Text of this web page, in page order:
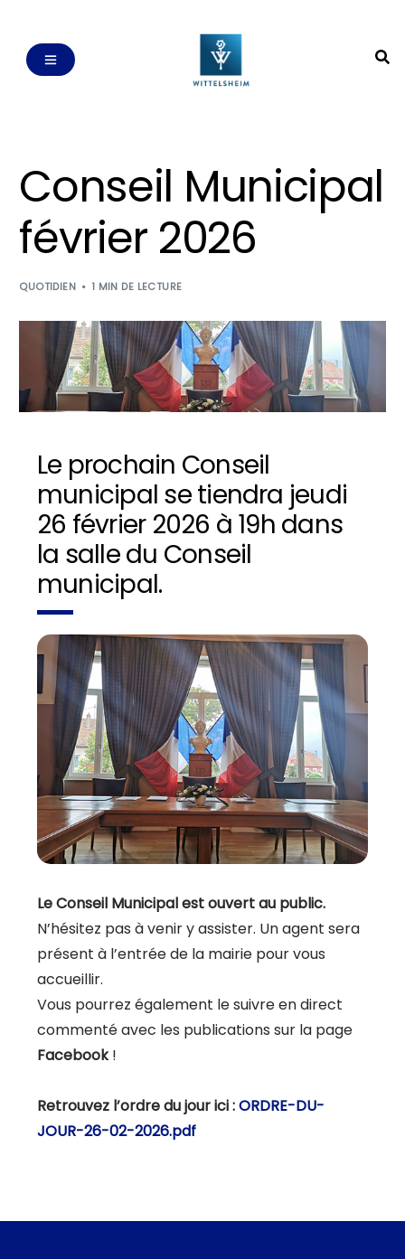
Conseil Municipal
février 2026
QUOTIDIEN 1 MIN DE LECTURE
Le prochain Conseil
municipal se tiendra jeudi
26 février 2026 à 19h dans
la salle du Conseil
municipal.
Le Conseil Municipal est ouvert au public.
N’hésitez pas à venir y assister. Un agent sera
présent à l’entrée de la mairie pour vous
accueillir.
Vous pourrez également le suivre en direct
commenté avec les publications sur la page
Facebook!
Retrouvez l’ordre du jour ici :ORDRE-DU-
JOUR-26-02-2026.pdf